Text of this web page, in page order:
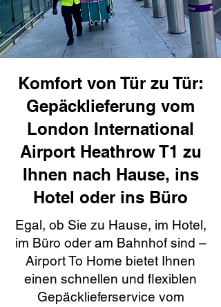
Komfort von Tür zu Tür:
Gepäcklieferung vom
London International
Airport Heathrow T1 zu
Ihnen nach Hause, ins
Hotel oder ins Büro
Egal, ob Sie zu Hause, im Hotel,
im Büro oder am Bahnhof sind –
Airport To Home bietet Ihnen
einen schnellen und flexiblen
Gepäcklieferservice vom